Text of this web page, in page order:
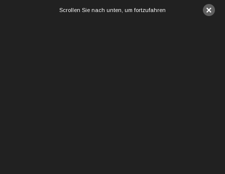
×
Scrollen Sie nach unten, um fortzufahren